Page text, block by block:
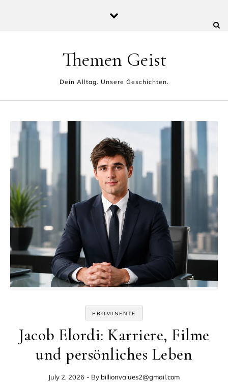
Themen Geist
Dein Alltag. Unsere Geschichten.
PROMINENTE
Jacob Elordi: Karriere, Filme
und persönliches Leben
July 2, 2026 - By billionvalues2@gmail.com